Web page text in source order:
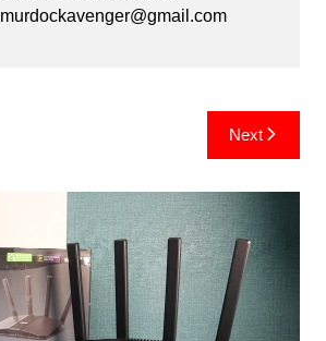
murdockavenger@gmail.com
Next